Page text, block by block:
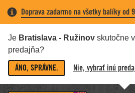
Doprava zadarmo na všetky balíky od
Je Bratislava - Ružinov skutočne
predajňa?
ÁNO, SPRÁVNE. Nie, vybrať inú